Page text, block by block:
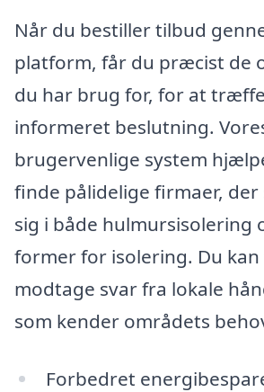
Når du bestiller tilbud
platform, får du præcist de
du har brug for, for at
informeret beslutning.
brugervenlige system
finde pålidelige firmaer, der
sig i både hulmursisolering
former for isolering. Du
modtage svar fra lokale
som kender områdets
Forbedret